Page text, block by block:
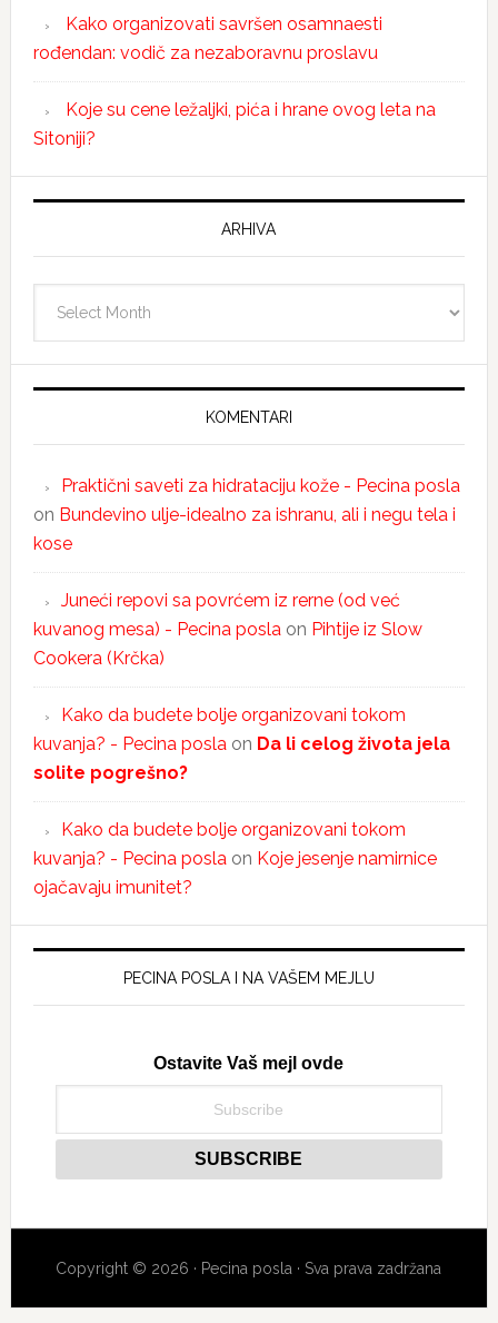
Kako organizovati savršen osamnaesti
rođendan: vodič za nezaboravnu proslavu
Koje su cene ležaljki, pića i hrane ovog leta na
Sitoniji?
ARHIVA
KOMENTARI
Praktični saveti za hidrataciju kože - Pecina posla
on Bundevino ulje-idealno za ishranu, ali i negu tela i
kose
Juneći repovi sa povrćem iz rerne (od već
kuvanog mesa) - Pecina posla on Pihtije iz Slow
Cookera (Krčka)
Kako da budete bolje organizovani tokom
kuvanja? - Pecina posla on Da li celog života jela
solite pogrešno?
Kako da budete bolje organizovani tokom
kuvanja? - Pecina posla on Koje jesenje namirnice
ojačavaju imunitet?
PECINA POSLA I NA VAŠEM MEJLU
Ostavite Vaš mejl ovde
Copyright © 2026 · Pecina posla · Sva prava zadržana